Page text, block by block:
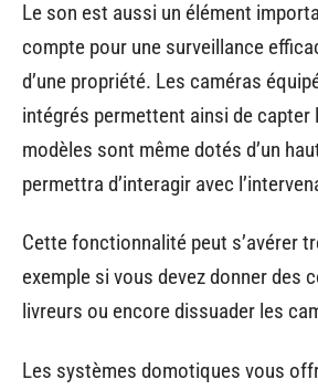
Le son est aussi un élément
compte pour une surveillance
d’une propriété. Les caméras
intégrés permettent ainsi de capter
modèles sont même dotés d’un
permettra d’interagir avec
Cette fonctionnalité peut s’avérer
exemple si vous devez donner des
livreurs ou encore dissuader les
Les systèmes domotiques vous